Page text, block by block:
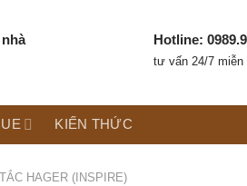
Hotline:
tư vấn 24/7 miễn
KIẾN THỨC
HAGER (INSPIRE)